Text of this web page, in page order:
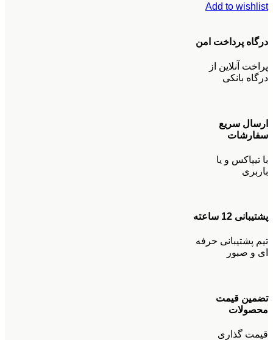
Add to wishlist
درگاه پرداخت امن
پراخت آنلاین از
درگاه بانکی
ارسال سریع
سفارشات
با تیپاکس و یا
باربری
پشتیبانی 12 ساعته
تیم پشتیبانی حرفه
ای و صبور
تضمین قیمت
محصولات
قیمت گذاری